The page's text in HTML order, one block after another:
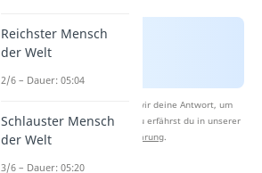
Nach Beantwortung speichern wir deine Antwort, um
Studyflix zu verbessern. Mehr dazu erfährst du in unserer
Datenschutzerklärung.
Reichster Mensch
der Welt
2/6 – Dauer: 05:04
Schlauster Mensch
der Welt
3/6 – Dauer: 05:20